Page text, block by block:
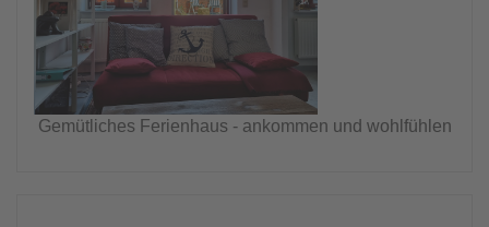
Gemütliches Ferienhaus - ankommen und wohlfühlen